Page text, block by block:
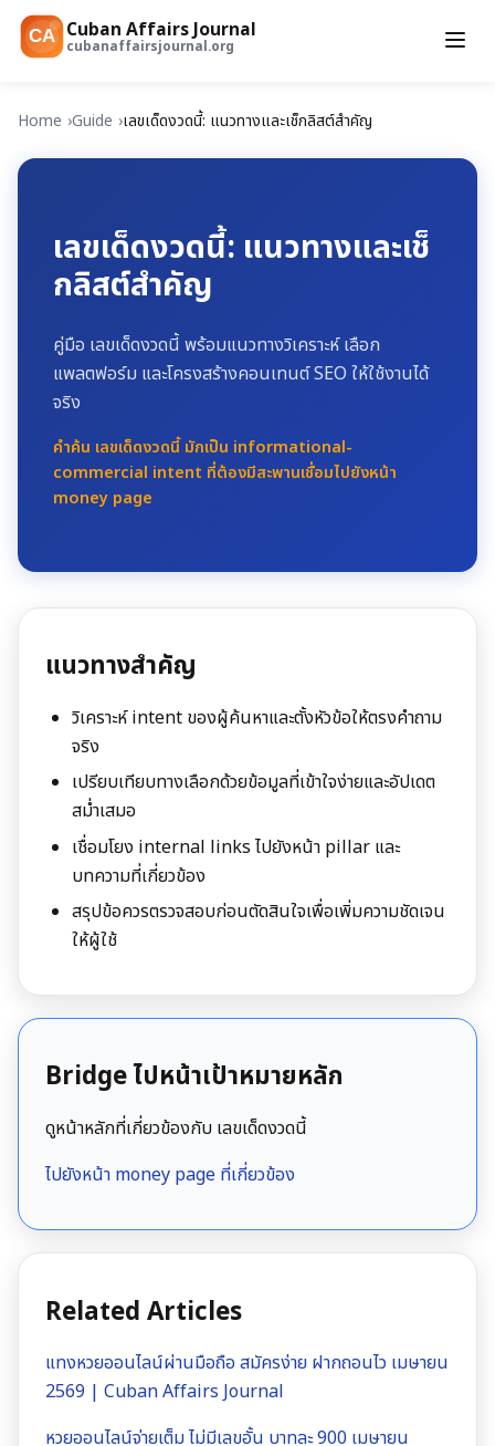
CA Cuban Affairs Journal
cubanaffairsjournal.org
Home Guide เลขเด็ดงวดนี้: แนวทางและเช็กลิสต์สำคัญ
เลขเด็ดงวดนี้: แนวทางและเช็
กลิสต์สำคัญ
คู่มือ เลขเด็ดงวดนี้ พร้อมแนวทางวิเคราะห์ เลือก
แพลตฟอร์ม และโครงสร้างคอนเทนต์ SEO ให้ใช้งานได้
จริง
คำค้น เลขเด็ดงวดนี้ มักเป็น informational-
commercial intent ที่ต้องมีสะพานเชื่อมไปยังหน้า
money page
แนวทางสำคัญ
วิเคราะห์ intent ของผู้ค้นหาและตั้งหัวข้อให้ตรงคำถาม
จริง
เปรียบเทียบทางเลือกด้วยข้อมูลที่เข้าใจง่ายและอัปเดต
สม่ำเสมอ
เชื่อมโยง internal links ไปยังหน้า pillar และ
บทความที่เกี่ยวข้อง
สรุปข้อควรตรวจสอบก่อนตัดสินใจเพื่อเพิ่มความชัดเจน
ให้ผู้ใช้
Bridge ไปหน้าเป้าหมายหลัก
ดูหน้าหลักที่เกี่ยวข้องกับ เลขเด็ดงวดนี้
ไปยังหน้า money page ที่เกี่ยวข้อง
Related Articles
แทงหวยออนไลน์ผ่านมือถือ สมัครง่าย ฝากถอนไว เมษายน
2569 | Cuban Affairs Journal
หวยออนไลน์จ่ายเต็ม ไม่มีเลขอั้น บาทละ 900 เมษายน